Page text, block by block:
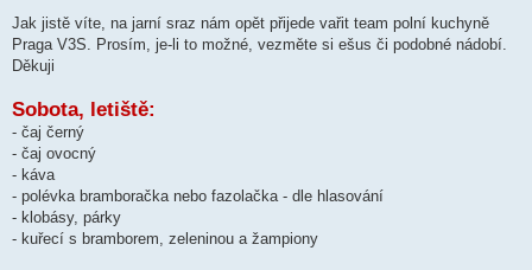
ě
v
e
k
Jak jistě víte, na jarní sraz nám opět přijede vařit team polní kuchyně
Praga V3S. Prosím, je-li to možné, vezměte si ešus či podobné nádobí.
Děkuji
Sobota, letiště:
- čaj černý
- čaj ovocný
- káva
- polévka bramboračka nebo fazolačka - dle hlasování
- klobásy, párky
- kuřecí s bramborem, zeleninou a žampiony